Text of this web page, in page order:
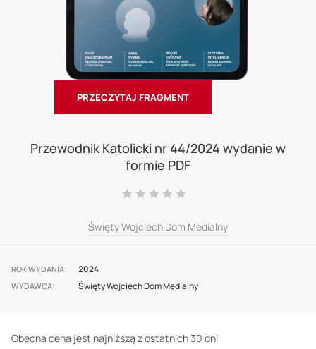
PRZECZYTAJ FRAGMENT
gallery
Przewodnik Katolicki nr 44/2024 wydanie w
formie PDF
Ocena:
Święty Wojciech Dom Medialny
ROK WYDANIA 2024
WYDAWCA Święty Wojciech Dom Medialny
Obecna cena jest najniższą z ostatnich 30 dni